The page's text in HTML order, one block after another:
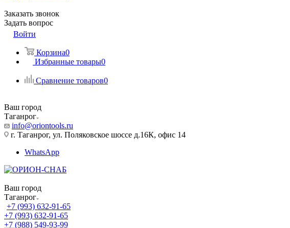
Заказать звонок
Задать вопрос
Войти
Корзина0
Избранные товары0
Сравнение товаров0
Ваш город
Таганрог
info@oriontools.ru
г. Таганрог, ул. Поляковское шоссе д.16К, офис 14
WhatsApp
Ваш город
Таганрог
+7 (993) 632-91-65
+7 (993) 632-91-65
+7 (988) 549-93-99